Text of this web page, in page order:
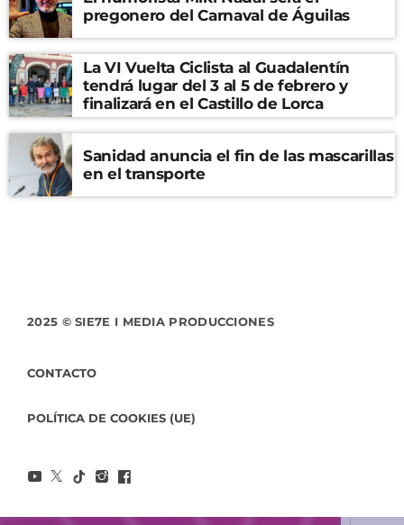
pregonero del Carnaval de Águilas
La VI Vuelta Ciclista al Guadalentín
tendrá lugar del 3 al 5 de febrero y
finalizará en el Castillo de Lorca
Sanidad anuncia el fin de las mascarillas
en el transporte
2025 © SIE7E I MEDIA PRODUCCIONES
CONTACTO
POLÍTICA DE COOKIES (UE)